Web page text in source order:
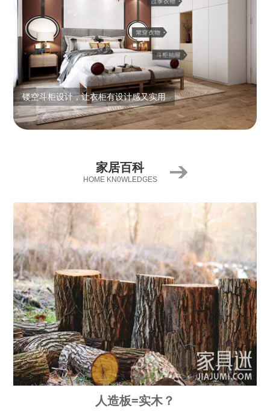
镂空斗柜设计，让衣柜有设计感又实用
家居百科
HOME KN0WLEDGES
人造板=实木？